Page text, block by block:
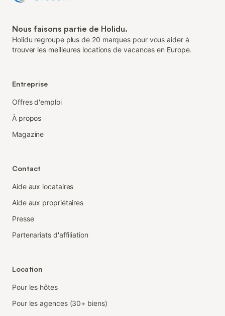
Nous faisons partie de Holidu.
Holidu regroupe plus de 20 marques pour vous aider à
trouver les meilleures locations de vacances en Europe.
Entreprise
Offres d'emploi
À propos
Magazine
Contact
Aide aux locataires
Aide aux propriétaires
Presse
Partenariats d'affiliation
Location
Pour les hôtes
Pour les agences (30+ biens)